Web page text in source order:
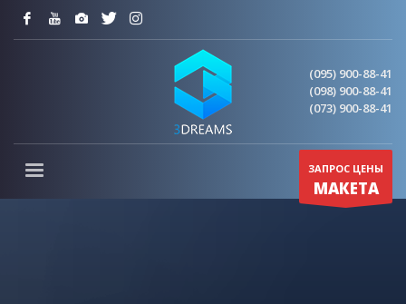
(095) 900-88-41
(098) 900-88-41
(073) 900-88-41
ЗАПРОС ЦЕНЫ
МАКЕТА